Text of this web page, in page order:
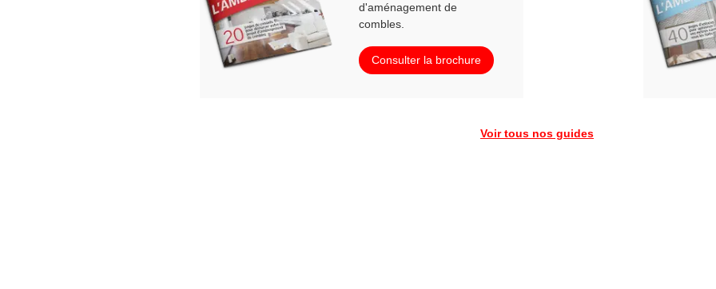
d'aménagement de
combles.
Consulter la brochure
Voir tous nos guides